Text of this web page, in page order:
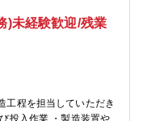
)未経験歓迎/残業
工程を担当していただき